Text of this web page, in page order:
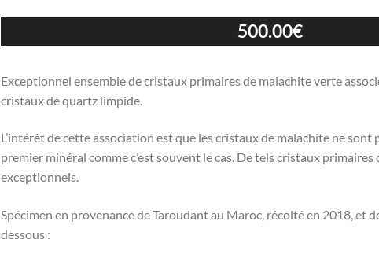
500.00€
Exceptionnel ensemble de cristaux primaires de malachite verte
cristaux de quartz limpide.
L’intérêt de cette association est que les cristaux de malachite ne sont
premier minéral comme c’est souvent le cas. De tels cristaux
exceptionnels.
Spécimen en provenance de Taroudant au Maroc, récolté en 2018, et
dessous :